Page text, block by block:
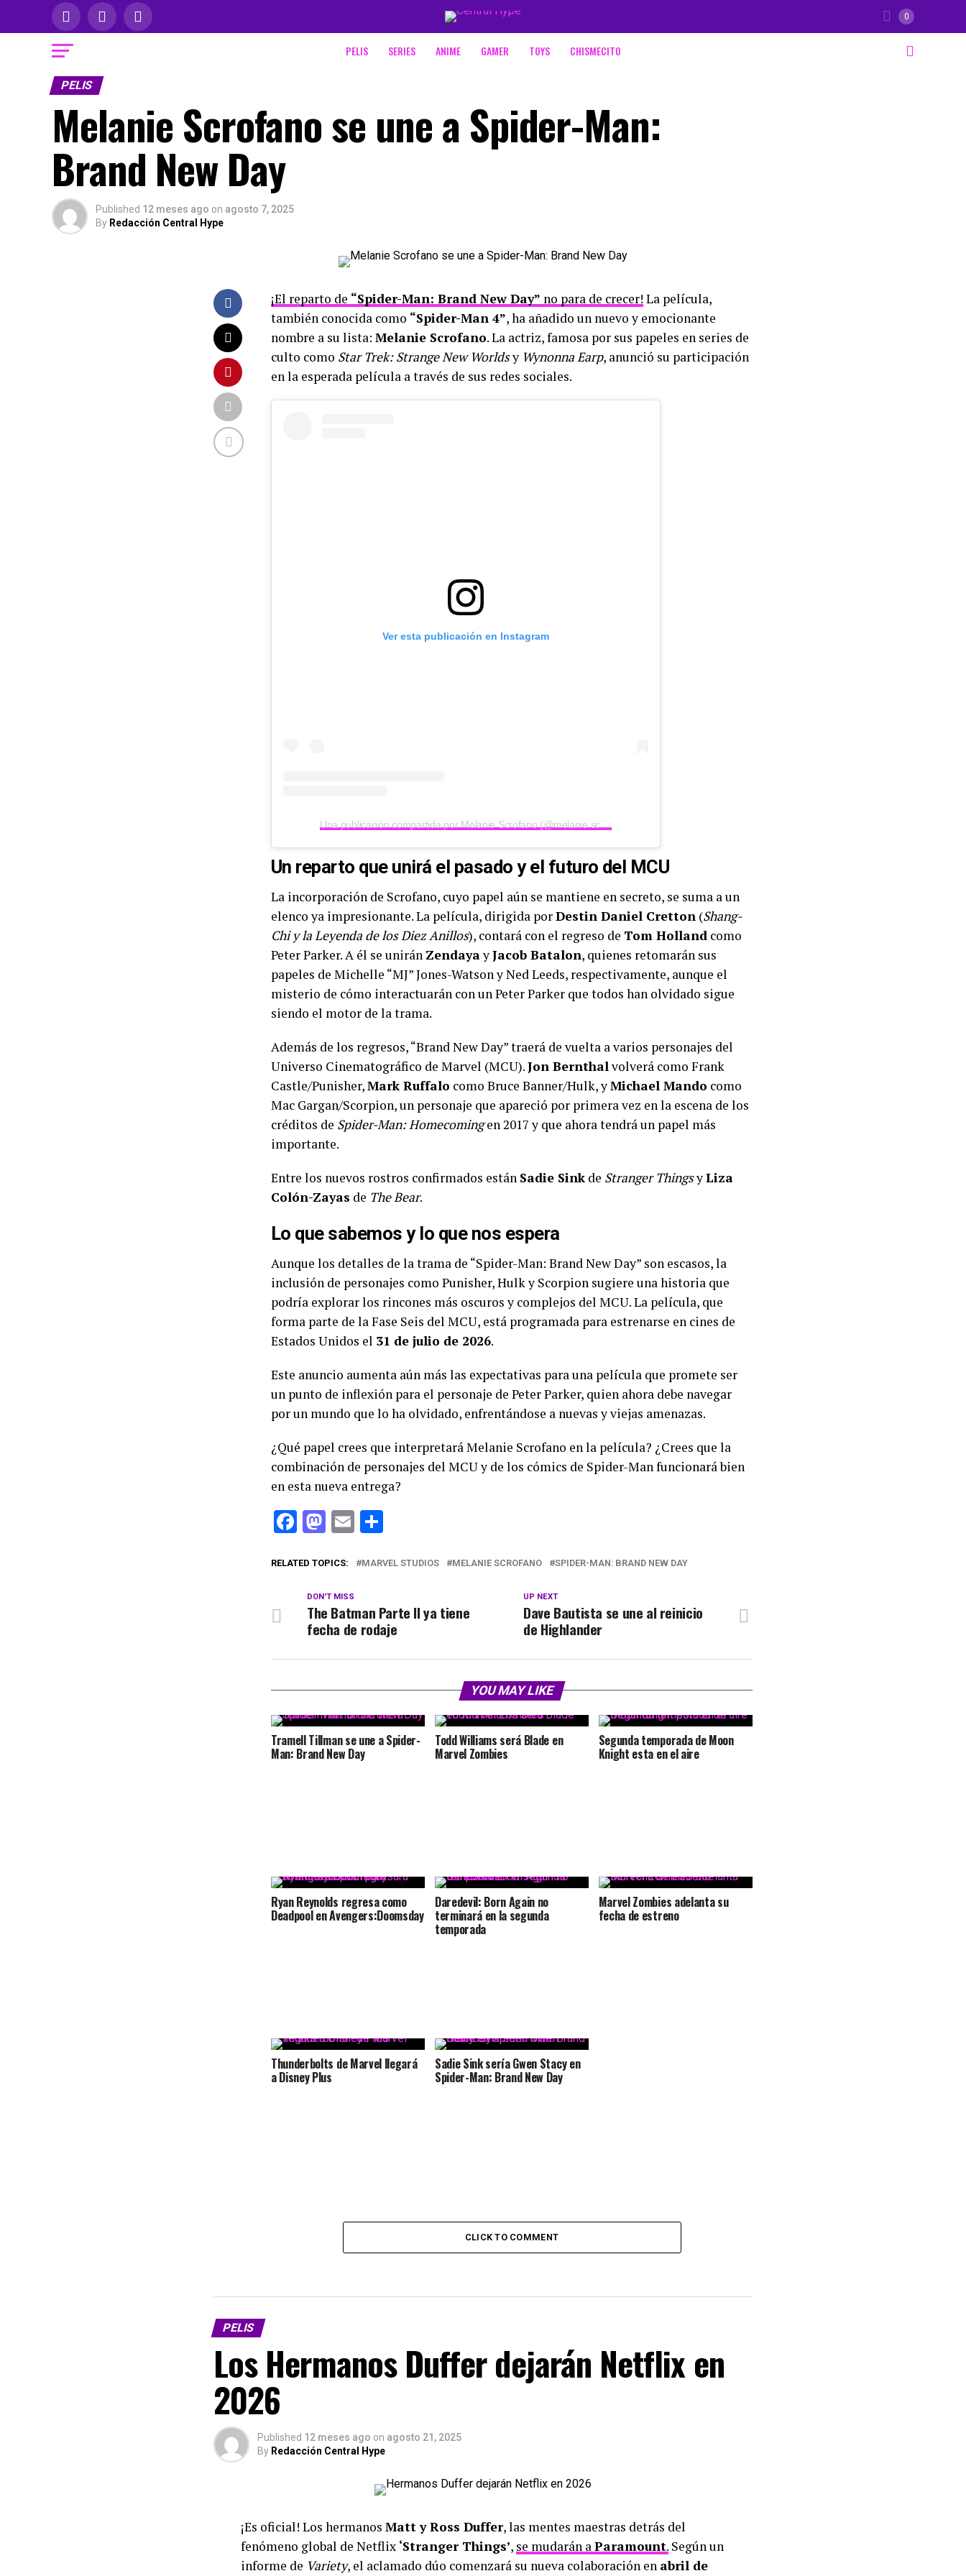
0
PELIS SERIES ANIME GAMER TOYS CHISMECITO
PELIS
Melanie Scrofano se une a Spider-Man:
Brand New Day
Published 12 meses ago on agosto 7, 2025
By Redacción Central Hype
¡El reparto de “Spider-Man: Brand New Day” no para de crecer! La película,
también conocida como “Spider-Man 4”, ha añadido un nuevo y emocionante
nombre a su lista: Melanie Scrofano. La actriz, famosa por sus papeles en series de
culto como Star Trek: Strange New Worldsy Wynonna Earp, anunció su participación
en la esperada película a través de sus redes sociales.
Ver esta publicación en Instagram
Una publicación compartida por Melanie Scrofano (@melanie.scrofano.officiel)
Un reparto que unirá el pasado y el futuro del MCU
La incorporación de Scrofano, cuyo papel aún se mantiene en secreto, se suma a un
elenco ya impresionante. La película, dirigida porDestin Daniel Cretton (Shang-
Chi y la Leyenda de los Diez Anillos), contará con el regreso de Tom Holland como
Peter Parker. A él se unirán ZendayayJacob Batalon, quienes retomarán sus
papeles de Michelle “MJ” Jones-Watson y Ned Leeds, respectivamente, aunque el
misterio de cómo interactuarán con un Peter Parker que todos han olvidado sigue
siendo el motor de la trama.
Además de los regresos, “Brand New Day” traerá de vuelta a varios personajes del
Universo Cinematográfico de Marvel (MCU).Jon Bernthal volverá como Frank
Castle/Punisher,Mark Ruffalo como Bruce Banner/Hulk, yMichael Mando como
Mac Gargan/Scorpion, un personaje que apareció por primera vez en la escena de los
créditos de Spider-Man: Homecomingen 2017 y que ahora tendrá un papel más
importante.
Entre los nuevos rostros confirmados están Sadie Sink de Stranger ThingsyLiza
Colón-Zayas de The Bear.
Lo que sabemos y lo que nos espera
Aunque los detalles de la trama de “Spider-Man: Brand New Day” son escasos, la
inclusión de personajes como Punisher, Hulk y Scorpion sugiere una historia que
podría explorar los rincones más oscuros y complejos del MCU. La película, que
forma parte de la Fase Seis del MCU, está programada para estrenarse en cines de
Estados Unidos el 31 de julio de 2026.
Este anuncio aumenta aún más las expectativas para una película que promete ser
un punto de inflexión para el personaje de Peter Parker, quien ahora debe navegar
por un mundo que lo ha olvidado, enfrentándose a nuevas y viejas amenazas.
¿Qué papel crees que interpretará Melanie Scrofano en la película? ¿Crees que la
combinación de personajes del MCU y de los cómics de Spider-Man funcionará bien
en esta nueva entrega?
Facebook
Mastodon
Email
RELATED TOPICS: MARVEL STUDIOS MELANIE SCROFANO SPIDER-MAN: BRAND NEW DAY
UP NEXT
Dave Bautista se une al reinicio
de Highlander
DON'T MISS
The Batman Parte II ya tiene
fecha de rodaje
YOU MAY LIKE
Tramell Tillman se une a Spider-
Man: Brand New Day
Todd Williams será Blade en
Marvel Zombies
Segunda temporada de Moon
Knight esta en el aire
Ryan Reynolds regresa como
Deadpool en Avengers:Doomsday
Daredevil: Born Again no
terminará en la segunda
temporada
Marvel Zombies adelanta su
fecha de estreno
Thunderbolts de Marvel llegará
a Disney Plus
Sadie Sink sería Gwen Stacy en
Spider-Man: Brand New Day
CLICK TO COMMENT
PELIS
Los Hermanos Duffer dejarán Netflix en
2026
Published 12 meses ago on agosto 21, 2025
By Redacción Central Hype
¡Es oficial! Los hermanos Matt y Ross Duffer, las mentes maestras detrás del
fenómeno global de Netflix ‘Stranger Things’, se mudarán a Paramount.Según un
informe de Variety, el aclamado dúo comenzará su nueva colaboración en abril de